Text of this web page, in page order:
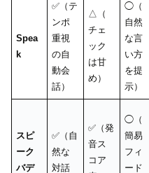
Spea
k
✅（テ
ンポ
重視
の自
動会
話）
△（
チェ
ック
は甘
め）
◯（
自然
な言
い方
を提
示）
スピ
ーク
バデ
✅（自
然な
対話
✅（発
音ス
コア
◯（
簡易
フィ
ード